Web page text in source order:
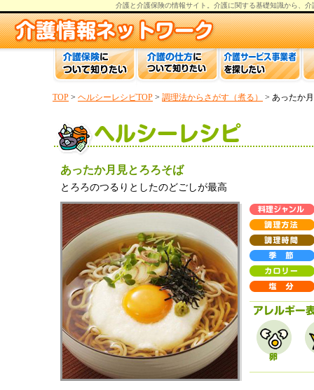
介護と介護保険の情報サイト。 介護に関する基礎知識から、 介
TOP > ヘルシーレシピTOP > 調理法からさがす（煮る） > あったか
あったか月見とろろそば
とろろのつるりとしたのどごしが最高